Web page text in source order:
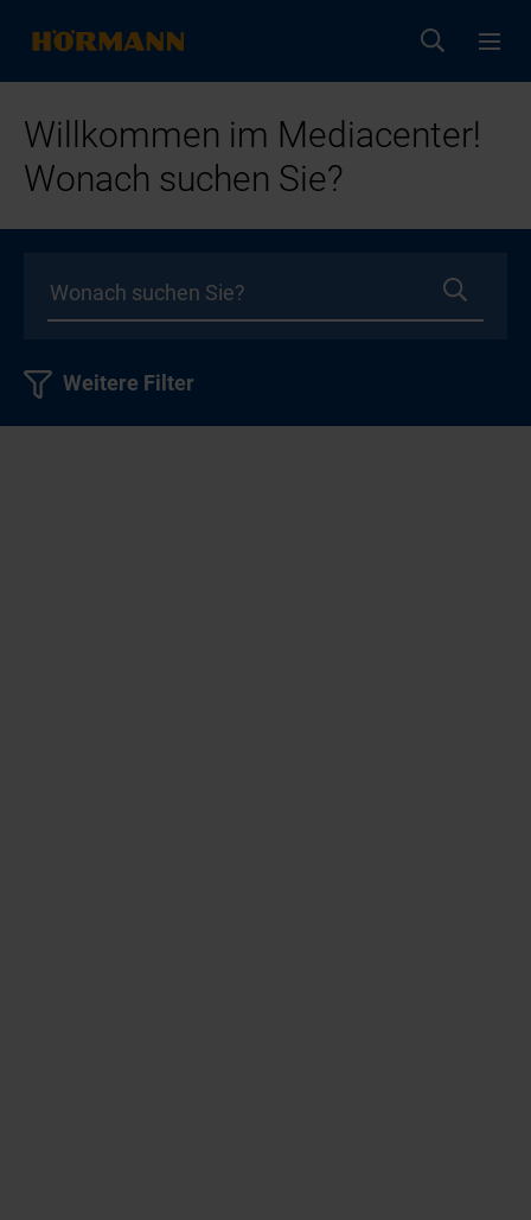
Willkommen im Mediacenter!
Wonach suchen Sie?
Weitere Filter